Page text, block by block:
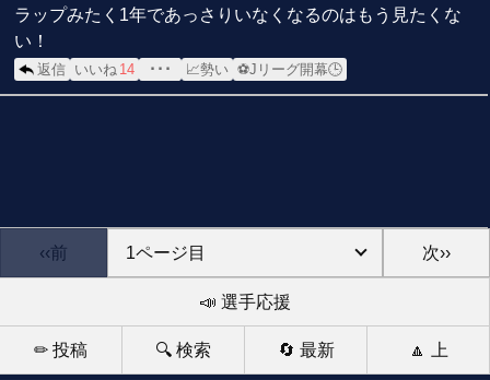
ラップみたく1年であっさりいなくなるのはもう見たくな
い！
返信 いいね 14 ･･･ 📈勢い ⚽Jリーグ開幕🕒
‹‹前 次››
📣 選手応援
✏ 投稿 🔍 検索 🔄 最新 🔼 上